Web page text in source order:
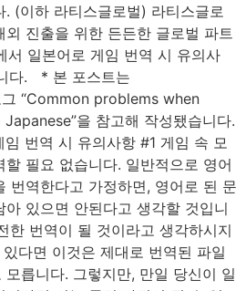
(이하 라티스글로벌) 라티스글로
외 진출을 위한 든든한 글로벌 파트
서 일본어로 게임 번역 시 유의사
다. * 본 포스트는
“Common problems when
을 참고해 작성됐습니다.
번역 시 유의사항 #1 게임 속 모
필요 없습니다. 일반적으로 영어
번역한다고 가정하면, 영어로 된 문
있으면 안된다고 생각할 것입니
한 번역이 될 것이라고 생각하시지
다면 이것은 제대로 번역된 파일
릅니다. 그렇지만, 만일 당신이 일